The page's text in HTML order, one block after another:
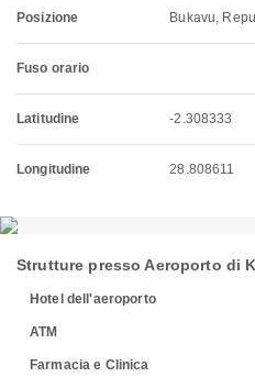
Posizione Bukavu,
Fuso orario
Latitudine -2.308333
Longitudine 28.808611
Strutture presso Aeroporto di
Hotel dell'aeroporto
ATM
Farmacia e Clinica